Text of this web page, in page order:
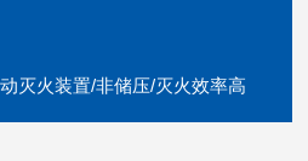
灭火装置/非储压/灭火效率高